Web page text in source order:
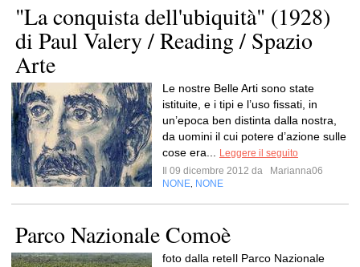
"La conquista dell'ubiquità" (1928)
di Paul Valery / Reading / Spazio
Arte
Le nostre Belle Arti sono state
istituite, e i tipi e l’uso fissati, in
un’epoca ben distinta dalla nostra,
da uomini il cui potere d’azione sulle
cose era...
Leggere il seguito
Il 09 dicembre 2012 da
Marianna06
NONE NONE
Parco Nazionale Comoè
foto dalla reteIl Parco Nazionale